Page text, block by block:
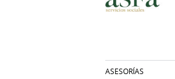
ASESORÍAS